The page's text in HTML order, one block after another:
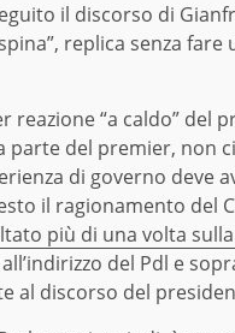
il discorso di
replica senza
reazione “a caldo”
parte del premier, non
di governo
il ragionamento del
più di una volta
del Pdl e
al discorso del